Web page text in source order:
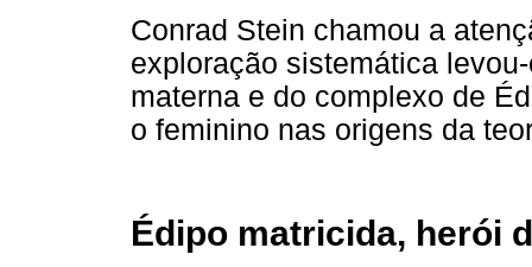
Conrad Stein chamou a
exploração sistemática
materna e do complexo de
o feminino nas origens da
Édipo matricida, herói